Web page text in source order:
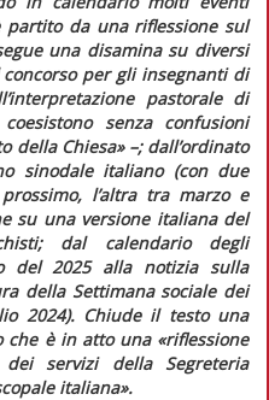
da una riflessione sul
una disamina su diversi
per gli insegnanti di
pastorale di
senza confusioni
della Chiesa» –; dall’ordinato
sinodale italiano (con due
l’altra tra marzo e
su una versione italiana del
dal calendario degli
del 2025 alla notizia sulla
della Settimana sociale dei
2024). Chiude il testo una
che è in atto una «riflessione
servizi della Segreteria
italiana».